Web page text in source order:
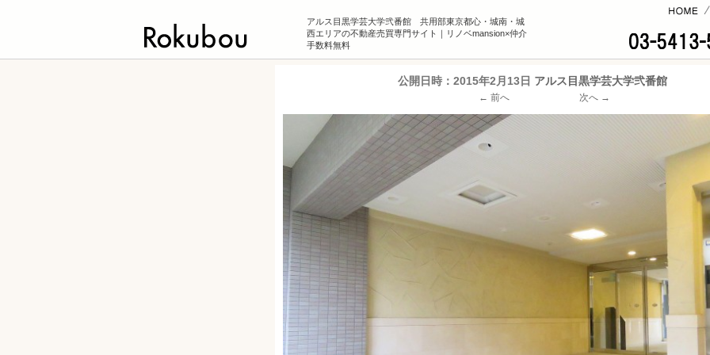
アルス目黒学芸大学弐番館 共用部東京都心・城南・城
西エリアの不動産売買専門サイト｜リノベmansion×仲介
手数料無料
コンテンツ
公開日時： 2015年2月13日 アルス目黒学芸大学弐番館
← 前へ 次へ →